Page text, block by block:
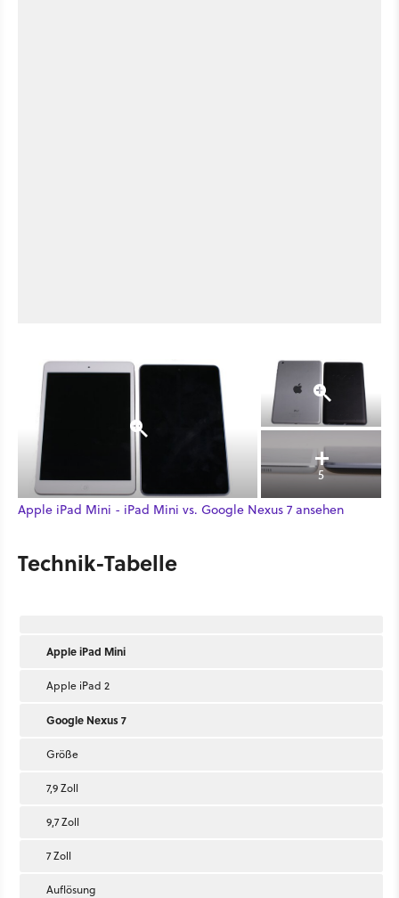
5
Apple iPad Mini - iPad Mini vs. Google Nexus 7 ansehen
Technik-Tabelle
Apple iPad Mini
Apple iPad 2
Google Nexus 7
Größe
7,9 Zoll
9,7 Zoll
7 Zoll
Auflösung